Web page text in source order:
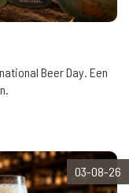
Beer Day. Een
03-08-26